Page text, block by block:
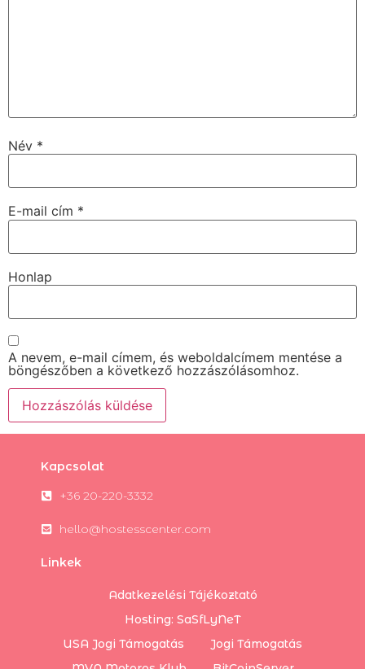
Név *
E-mail cím *
Honlap
A nevem, e-mail címem, és weboldalcímem mentése a
böngészőben a következő hozzászólásomhoz.
Kapcsolat
+36 20-220-3332
hello@hostesscenter.com
Linkek
Adatkezelési Tájékoztató
Hosting: SaSfLyNeT
USA Jogi Támogatás
Jogi Támogatás